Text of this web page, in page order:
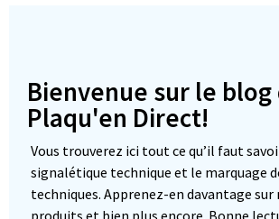
Bienvenue sur le blog
Plaqu'en Direct!
Vous trouverez ici tout ce qu’il faut
signalétique technique et le marquage
techniques. Apprenez-en davantage sur